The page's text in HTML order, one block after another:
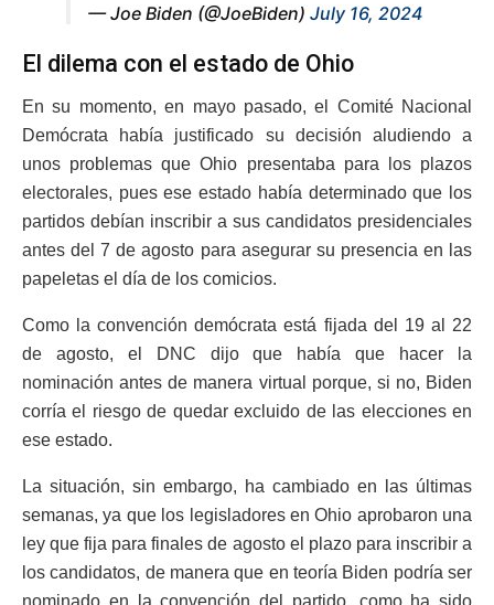
— Joe Biden (@JoeBiden) July 16, 2024
El dilema con el estado de Ohio
En su momento, en mayo pasado, el Comité Nacional
Demócrata había justificado su decisión aludiendo a
unos problemas que Ohio presentaba para los plazos
electorales, pues ese estado había determinado que los
partidos debían inscribir a sus candidatos presidenciales
antes del 7 de agosto para asegurar su presencia en las
papeletas el día de los comicios.
Como la convención demócrata está fijada del 19 al 22
de agosto, el DNC dijo que había que hacer la
nominación antes de manera virtual porque, si no, Biden
corría el riesgo de quedar excluido de las elecciones en
ese estado.
La situación, sin embargo, ha cambiado en las últimas
semanas, ya que los legisladores en Ohio aprobaron una
ley que fija para finales de agosto el plazo para inscribir a
los candidatos, de manera que en teoría Biden podría ser